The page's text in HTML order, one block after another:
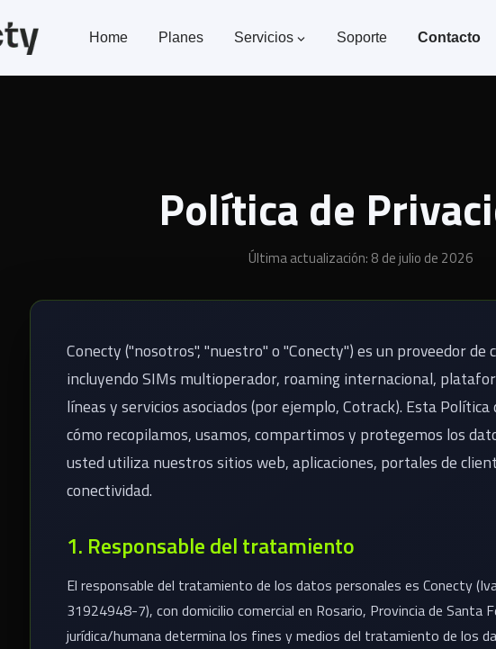
Home Planes Servicios Soporte Contacto
Política de
Última actualización: 8 de julio de 2026
Conecty ("nosotros", "nuestro" o "Conecty") es un proveedor de
incluyendo SIMs multioperador, roaming internacional,
líneas y servicios asociados (por ejemplo, Cotrack). Esta
cómo recopilamos, usamos, compartimos y protegemos los
usted utiliza nuestros sitios web, aplicaciones, portales de
conectividad.
1. Responsable del tratamiento
El responsable del tratamiento de los datos personales es Conecty
31924948-7), con domicilio comercial en Rosario, Provincia de Santa
jurídica/humana determina los fines y medios del tratamiento de los